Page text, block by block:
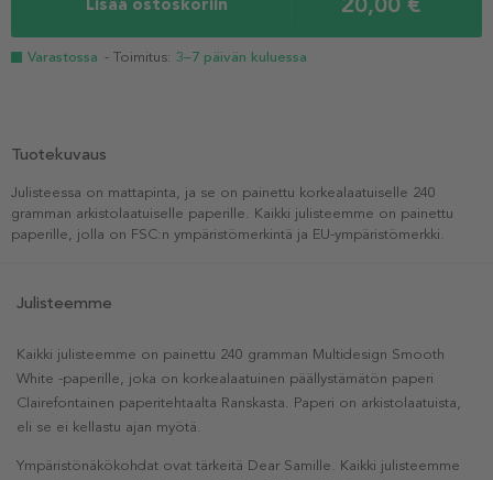
Varastossa - Toimitus: 3–7 päivän kuluessa
Tuotekuvaus
Julisteessa on mattapinta, ja se on painettu korkealaatuiselle 240
gramman arkistolaatuiselle paperille. Kaikki julisteemme on painettu
paperille, jolla on FSC:n ympäristömerkintä ja EU-ympäristömerkki.
Julisteemme
Kaikki julisteemme on painettu 240 gramman Multidesign Smooth
White -paperille, joka on korkealaatuinen päällystämätön paperi
Clairefontainen paperitehtaalta Ranskasta. Paperi on arkistolaatuista,
eli se ei kellastu ajan myötä.
Ympäristönäkökohdat ovat tärkeitä Dear Samille. Kaikki julisteemme